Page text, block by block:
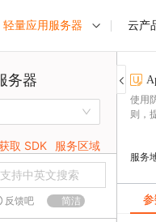
轻量应用服务器 云产
务器
取 SDK 服务区域
反馈吧 简洁
使用
则，
服务